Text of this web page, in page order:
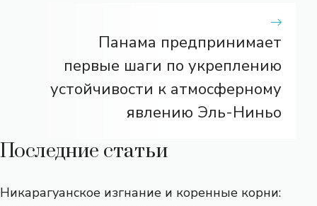
Панама предпринимает
первые шаги по укреплению
устойчивости к атмосферному
явлению Эль-Ниньо
Последние статьи
Никарагуанское изгнание и коренные корни: